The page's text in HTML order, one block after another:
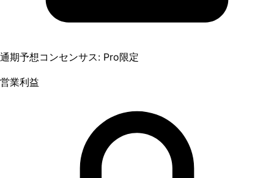
通期予想コンセンサス: Pro限定
営業利益